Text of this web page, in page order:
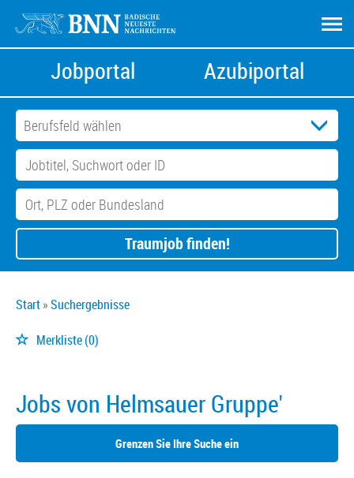
Jobportal Azubiportal
Traumjob finden!
Start Suchergebnisse
Merkliste(0)
Jobs von Helmsauer Gruppe'
Grenzen Sie Ihre Suche ein